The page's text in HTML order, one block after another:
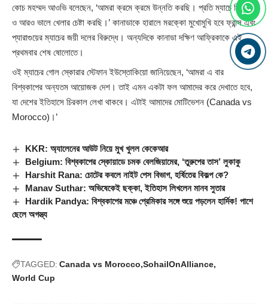
কোচ মহম্মদ আওভি বলেছেন, ‘আমরা ক্রমে ক্রমে উন্নতি করছি। প্রতি ম্যাচে শিখছি
ও আরও ভালে খেলার চেষ্টা করছি।’ কানাডাকে হারালে মরক্কো মুখোমুখি হবে ফ্রান্স এবং
প্যারাগুয়ের ম্যাচের জয়ী দলের বিরুদ্ধে। অন্যদিকে কানাডা দক্ষিণ আফ্রিকাকে এই
প্রথমবার শেষ ষোলোতে।
ওই ম্যাচের গোল স্কোরার স্টেফান ইউস্তোকিয়ো জানিয়েছেন, ‘আমরা এ বার
বিশ্বকাপের অন্যতম আয়োজক দেশ। তাই এমন একটা ফল আমাদের করে দেখাতে হবে,
যা দেশের ইতিহাসে চিরকাল লেখা থাকবে। এটাই আমাদের মোটিভেশন (Canada vs
Morocco)।’
KKR: অ্যালেনের আউট নিয়ে মুখ খুলল কেকেআর
Belgium: বিশ্বকাপের স্কোয়াডে চমক বেলজিয়ামের, ‘তুরুপের তাস’ লুকাকু
Harshit Rana: চোটের কবলে নাইট পেস বিভাগ, হর্ষিতের বিকল্প কে?
Manav Suthar: অভিষেকেই ছক্কা, ইতিহাস লিখলেন মানব সুতার
Hardik Pandya: বিশ্বকাপের মঞ্চে প্রেমিকার সঙ্গে শুয়ে পড়লেন হার্দিক! পাশে
ছেলে অগস্ত্য
TAGGED: Canada vs Morocco SohailOnAlliance
World Cup